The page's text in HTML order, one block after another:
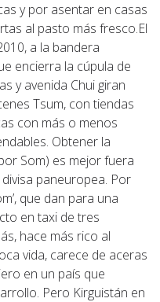
y por asentar en casas
al pasto más fresco.El
a la bandera
encierra la cúpula de
y avenida Chui giran
Tsum, con tiendas
con más o menos
Obtener la
Som) es mejor fuera
paneuropea. Por
que dan para una
en taxi de tres
hace más rico al
vida, carece de aceras
en un país que
Pero Kirguistán en